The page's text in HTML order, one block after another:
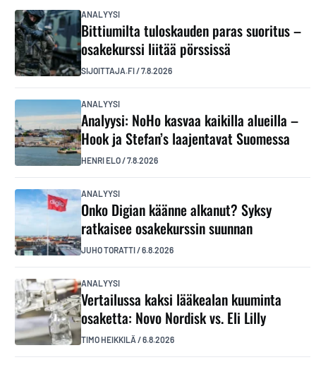
ANALYYSI
Bittiumilta tuloskauden paras suoritus –
osakekurssi liitää pörssissä
SIJOITTAJA.FI/7.8.2026
ANALYYSI
Analyysi: NoHo kasvaa kaikilla alueilla –
Hook ja Stefan’s laajentavat Suomessa
HENRI ELO/7.8.2026
ANALYYSI
Onko Digian käänne alkanut? Syksy
ratkaisee osakekurssin suunnan
JUHO TORATTI/6.8.2026
ANALYYSI
Vertailussa kaksi lääkealan kuuminta
osaketta: Novo Nordisk vs. Eli Lilly
TIMO HEIKKILÄ /6.8.2026